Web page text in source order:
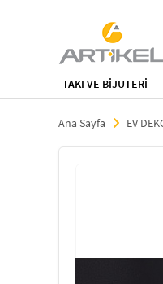
TAKI VE BİJUTERİ
Ana Sayfa EV